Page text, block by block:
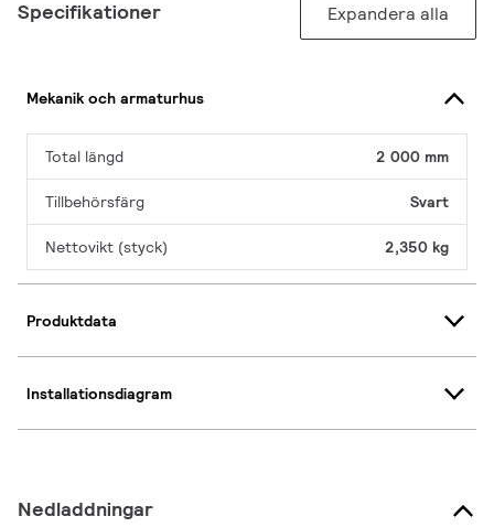
Specifikationer Expandera alla
Mekanik och armaturhus
Total längd 2 000 mm
Tillbehörsfärg Svart
Nettovikt (styck) 2,350 kg
Produktdata
Installationsdiagram
Nedladdningar